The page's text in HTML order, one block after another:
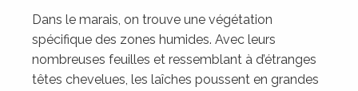
Dans le marais, on trouve une végétation
spécifique des zones humides. Avec leurs
nombreuses feuilles et ressemblant à d’étranges
têtes chevelues, les laîches poussent en grandes